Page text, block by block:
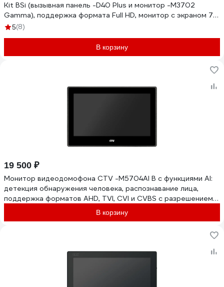
Kit BSi (вызывная панель -D40 Plus и монитор -M3702
Gamma), поддержка формата Full HD, монитор с экраном 7")
10-0001067
5(8)
В корзину
19 500 ₽
Монитор видеодомофона CTV -M5704AI B с функциями AI:
детекция обнаружения человека, распознавание лица,
поддержка форматов AHD, TVI, CVI и CVBS с разрешением
В корзину